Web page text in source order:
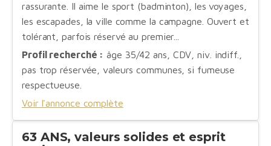
rassurante. Il aime le sport (badminton), les voyages,
les escapades, la ville comme la campagne. Ouvert et
tolérant, parfois réservé au premier...
Profil recherché : âge 35/42 ans, CDV, niv. indiff.,
pas trop réservée, valeurs communes, si fumeuse
respectueuse.
Voir l'annonce complète
63 ANS, valeurs solides et esprit